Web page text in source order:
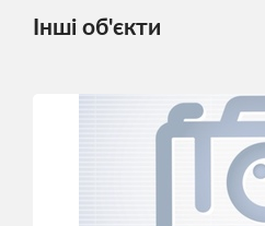
Інші об'єкти